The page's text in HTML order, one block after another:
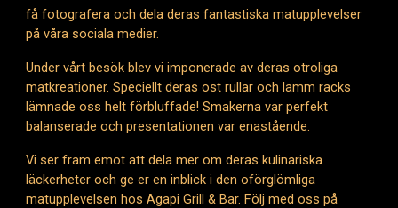
få fotografera och dela deras fantastiska matupplevelser
på våra sociala medier.
Under vårt besök blev vi imponerade av deras otroliga
matkreationer. Speciellt deras ost rullar och lamm racks
lämnade oss helt förbluffade! Smakerna var perfekt
balanserade och presentationen var enastående.
Vi ser fram emot att dela mer om deras kulinariska
läckerheter och ge er en inblick i den oförglömliga
matupplevelsen hos Agapi Grill & Bar. Följ med oss på